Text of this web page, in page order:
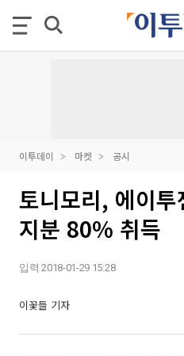
이투데이 마켓 공시
토니모리, 에이
지분 80% 취득
입력 2018-01-29 15:28
이꽃들 기자